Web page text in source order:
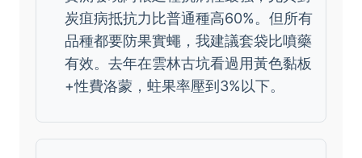
炭疽病抵抗力比普通種高60%。但所有
品種都要防果實蠅，我建議套袋比噴藥
有效。去年在雲林古坑看過用黃色黏板
+性費洛蒙，蛀果率壓到3%以下。